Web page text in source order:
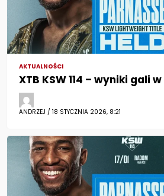
AKTUALNOŚCI
XTB KSW 114 – wyniki gali
ANDRZEJ / 18 STYCZNIA 2026, 8:21